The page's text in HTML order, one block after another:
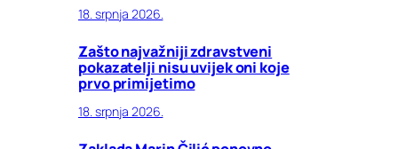
18. srpnja 2026.
Zašto najvažniji zdravstveni
pokazatelji nisu uvijek oni koje
prvo primijetimo
18. srpnja 2026.